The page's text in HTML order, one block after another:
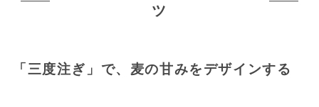
ツ
「三度注ぎ」で、麦の甘みをデザインする